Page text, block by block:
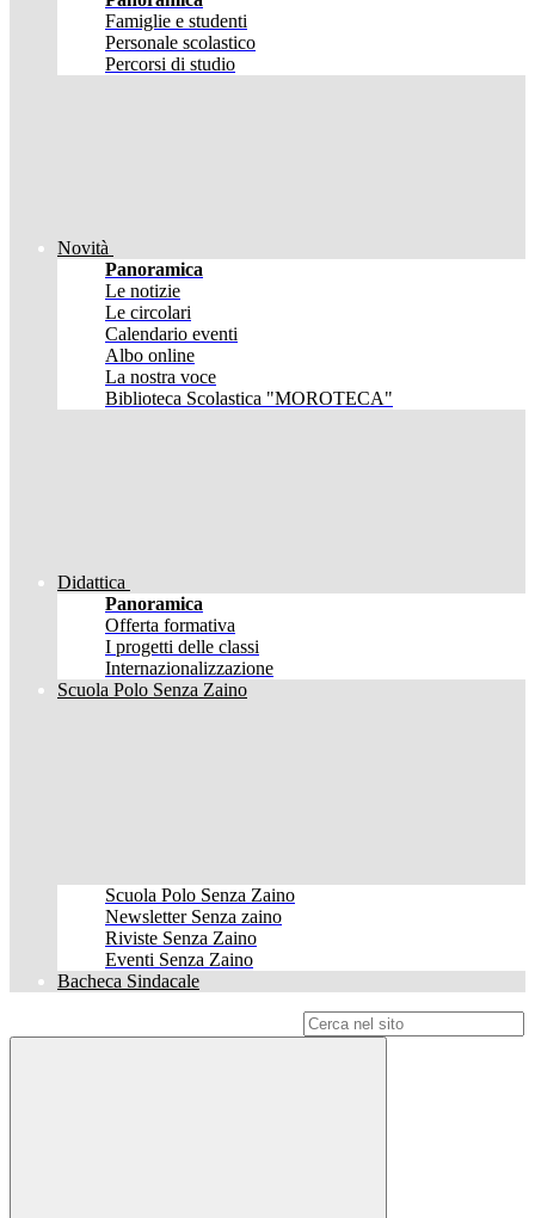
Famiglie e studenti
Personale scolastico
Percorsi di studio
Novità
Panoramica
Le notizie
Le circolari
Calendario eventi
Albo online
La nostra voce
Biblioteca Scolastica "MOROTECA"
Didattica
Panoramica
Offerta formativa
I progetti delle classi
Internazionalizzazione
Scuola Polo Senza Zaino
Scuola Polo Senza Zaino
Newsletter Senza zaino
Riviste Senza Zaino
Eventi Senza Zaino
Bacheca Sindacale